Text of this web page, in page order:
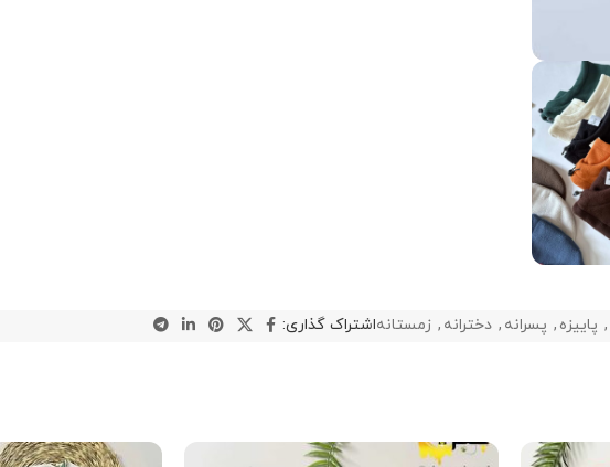
, پاییزه , پسرانه , دخترانه , زمستانهاشتراک گذاری: